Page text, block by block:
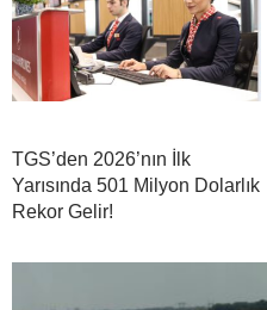
TGS’den 2026’nın İlk
Yarısında 501 Milyon Dolarlık
Rekor Gelir!